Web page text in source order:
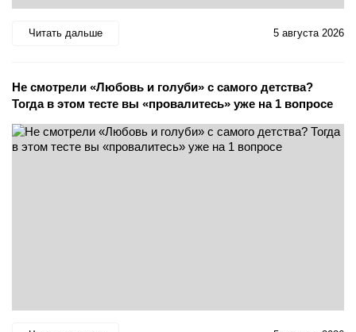
Читать дальше 5 августа 2026
Не смотрели «Любовь и голуби» с самого детства?
Тогда в этом тесте вы «провалитесь» уже на 1 вопросе